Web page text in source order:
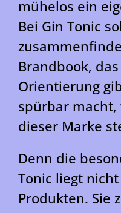
mühelos ein
Bei Gin Tonic
Brandbook,
Orientierung
spürbar macht,
dieser Marke
Denn die
Tonic liegt
Produkten. Sie